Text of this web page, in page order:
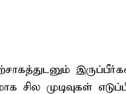
சில முடிவுகள்